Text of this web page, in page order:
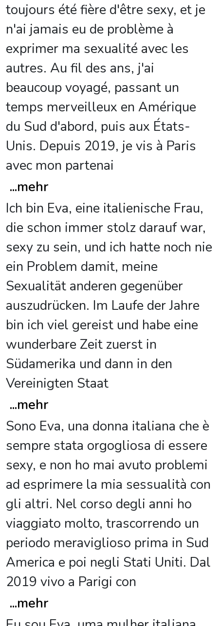
toujours été fière d'être sexy, et je
n'ai jamais eu de problème à
exprimer ma sexualité avec les
autres. Au fil des ans, j'ai
beaucoup voyagé, passant un
temps merveilleux en Amérique
du Sud d'abord, puis aux États-
Unis. Depuis 2019, je vis à Paris
avec mon partenai
...mehr
Ich bin Eva, eine italienische Frau,
die schon immer stolz darauf war,
sexy zu sein, und ich hatte noch nie
ein Problem damit, meine
Sexualität anderen gegenüber
auszudrücken. Im Laufe der Jahre
bin ich viel gereist und habe eine
wunderbare Zeit zuerst in
Südamerika und dann in den
Vereinigten Staat
...mehr
Sono Eva, una donna italiana che è
sempre stata orgogliosa di essere
sexy, e non ho mai avuto problemi
ad esprimere la mia sessualità con
gli altri. Nel corso degli anni ho
viaggiato molto, trascorrendo un
periodo meraviglioso prima in Sud
America e poi negli Stati Uniti. Dal
2019 vivo a Parigi con
...mehr